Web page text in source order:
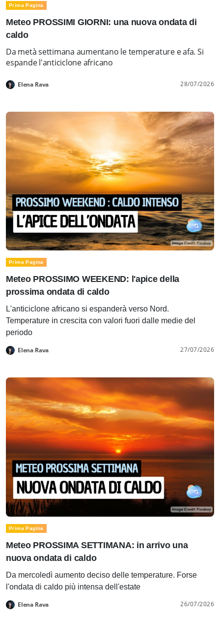
Prima Pagina
Meteo PROSSIMI GIORNI: una nuova ondata di
caldo
Da metà settimana aumentano le temperature e afa. Si
espande l'anticiclone africano
Elena Rava 28/07/2026
Prima Pagina
Meteo PROSSIMO WEEKEND: l'apice della
prossima ondata di caldo
L'anticiclone africano si espanderà verso Nord.
Temperature in crescita con valori fuori dalle medie del
periodo
Elena Rava 27/07/2026
Prima Pagina
Meteo PROSSIMA SETTIMANA: in arrivo una
nuova ondata di caldo
Da mercoledì aumento deciso delle temperature. Forse
l'ondata di caldo più intensa dell'estate
Elena Rava 26/07/2026